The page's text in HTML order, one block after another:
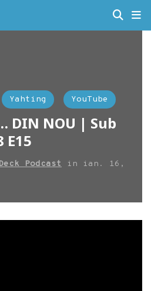
Yahting YouTube
DIN NOU | Sub
E15
Podcast in
ian. 16,